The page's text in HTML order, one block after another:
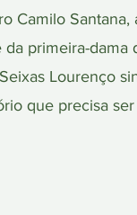
Camilo
primeira-dama
Lourenço
que precisa